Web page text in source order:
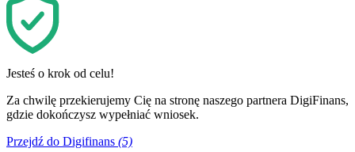
Jesteś o krok od celu!
Za chwilę przekierujemy Cię na stronę naszego partnera DigiFinans,
gdzie dokończysz wypełniać wniosek.
Przejdź do Digifinans (5)